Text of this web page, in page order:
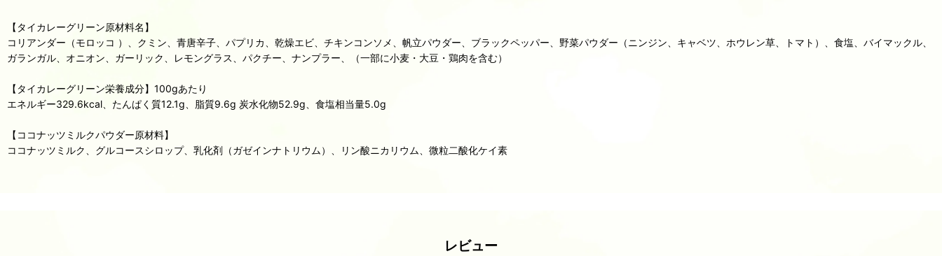
【タイカレーグリーン原材料名】
コリアンダー（モロッコ ）、クミン、青唐辛子、パプリカ、乾燥エビ、チキンコンソメ、帆立パウダー、ブラックペッパー、野菜パウダー（ニンジン、キャベツ、ホウレン草、トマト）、食塩、バイマックル、
ガランガル、オニオン、ガーリック、レモングラス、パクチー、ナンプラー、（一部に小麦・大豆・鶏肉を含む）
【タイカレーグリーン栄養成分】100gあたり
エネルギー329.6kcal、たんぱく質12.1g、脂質9.6g 炭水化物52.9g、食塩相当量5.0g
【ココナッツミルクパウダー原材料】
ココナッツミルク、グルコースシロップ、乳化剤（ガゼインナトリウム）、リン酸ニカリウム、微粒二酸化ケイ素
レビュー